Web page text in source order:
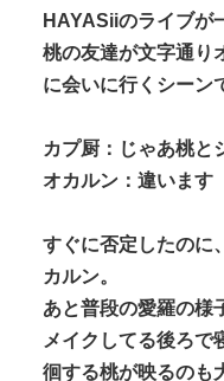
HAYASiiのライブが
桃の友達が文字通り
に会いに行くシーン
カプ厨：じゃあ桃と
オカルン：違います
すぐに否定したのに
カルン。
あと普段の愛羅の様
メイクしてる後ろで
徊する桃が映るのも